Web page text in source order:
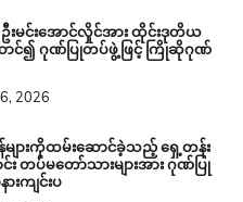
းမင်းအောင်လှိုင်အား ထိုင်းဒုတိယ
ောင်၍ ဂုဏ်ပြုတပ်ဖွဲ့ဖြင့် ကြိုဆိုဂုဏ်
2026
များကိုထမ်းဆောင်ခဲ့သည့် ရှေ့တန်း
င်း တပ်မတော်သားများအား ဂုဏ်ပြု
းကျင်းပ